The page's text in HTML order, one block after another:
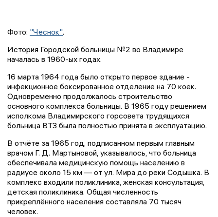
Фото: "Чеснок".
История Городской больницы №2 во Владимире
началась в 1960-ых годах.
16 марта 1964 года было открыто первое здание -
инфекционное боксированное отделение на 70 коек.
Одновременно продолжалось строительство
основного комплекса больницы. В 1965 году решением
исполкома Владимирского горсовета трудящихся
больница ВТЗ была полностью принята в эксплуатацию.
В отчёте за 1965 год, подписанном первым главным
врачом Г. Д. Мартыновой, указывалось, что больница
обеспечивала медицинскую помощь населению в
радиусе около 15 км — от ул. Мира до реки Содышка. В
комплекс входили поликлиника, женская консультация,
детская поликлиника. Общая численность
прикреплённого населения составляла 70 тысяч
человек.